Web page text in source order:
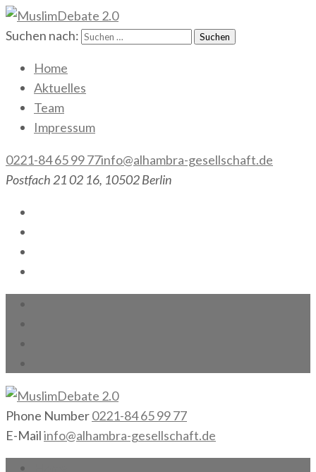
MuslimDebate 2.0
Gesellschaft gemeinsam gestalten!
Suchen nach:
Home
Aktuelles
Team
Impressum
0221-84 65 99 77info@alhambra-gesellschaft.de
Postfach 21 02 16, 10502 Berlin
MuslimDebate 2.0
Gesellschaft gemeinsam gestalten!
Phone Number0221-84 65 99 77
E-Mailinfo@alhambra-gesellschaft.de